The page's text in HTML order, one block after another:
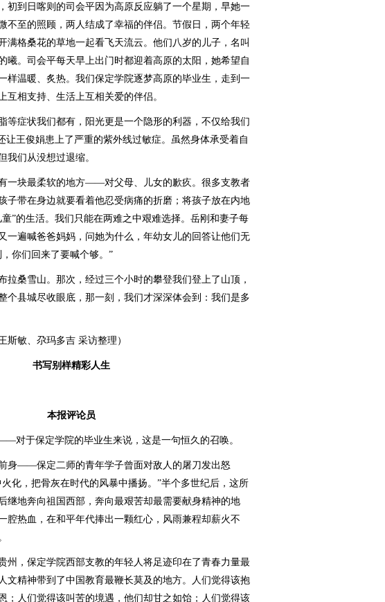
初到日喀则的司会平因为高原反应躺了一个星期，早她一
不至的照顾，两人结成了幸福的伴侣。节假日，两个年轻
满格桑花的草地一起看飞天流云。他们八岁的儿子，名叫
曦。司会平每天早上出门时都迎着高原的太阳，她希望自
样温暖、炙热。我们保定学院逐梦高原的毕业生，走到一
互相支持、生活上互相关爱的伴侣。
症状我们都有，阳光更是一个隐形的利器，不仅给我们
让王俊娟患上了严重的紫外线过敏症。虽然身体承受着自
我们从没想过退缩。
块最柔软的地方——对父母、儿女的歉疚。很多支教者
子带在身边就要看着他忍受病痛的折磨；将孩子放在内地
”的生活。我们只能在两难之中艰难选择。岳刚和妻子每
一遍喊爸爸妈妈，问她为什么，年幼女儿的回答让他们无
你们回来了要喊个够。”
桑雪山。那次，经过三个小时的攀登我们登上了山顶，
个县城尽收眼底，那一刻，我们才深深体会到：我们是多
敏、尕玛多吉 采访整理）
书写别样精彩人生
本报评论员
于保定学院的毕业生来说，这是一句恒久的召唤。
——保定二师的青年学子曾面对敌人的屠刀发出怒
化，把骨灰在时代的风暴中播扬。”半个多世纪后，这所
继地奔向祖国西部，奔向最艰苦却最需要献身精神的地
腔热血，在和平年代捧出一颗红心，风雨兼程却薪火不
，保定学院西部支教的年轻人将足迹印在了青春力量最
文精神带到了中国教育最鞭长莫及的地方。人们觉得该抱
；人们觉得该叫苦的境遇，他们却甘之如饴；人们觉得该